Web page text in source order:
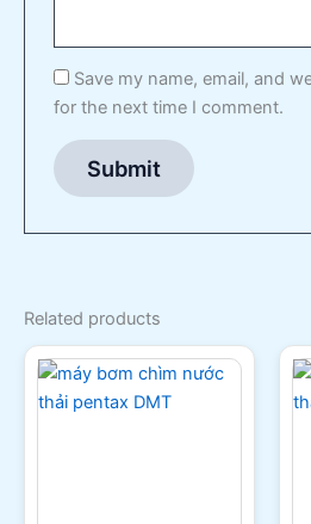
Save my name, email, and
for the next time I comment.
Related products